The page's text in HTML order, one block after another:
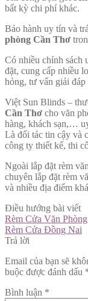
bất kỳ chi phí khác.
Bảo hành uy tín và
phòng Cần Thơ
Có nhiều chính sách
đặt, cung cấp nhiều
hỏng, tư vấn giải
Việt Sun Blinds –
Cần Thơ cho văn
hàng, khách sạn,…
Là đối tác tin cậy và
công ty thiết kế, thi
Ngoài lắp đặt rèm
chuyên lắp đặt rèm
và nhiều địa điểm
Điều hướng bài viết
Rèm Cửa Văn
Rèm Cửa Đồng Nai
Trả lời
Email của bạn sẽ
buộc được đánh dấu
Bình luận *